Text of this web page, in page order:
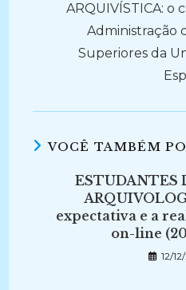
ARQUIVÍSTICA: o
Administração
Superiores da
VOCÊ TAMBÉM
ESTUDANTES
expectativa e a
on-line
12/